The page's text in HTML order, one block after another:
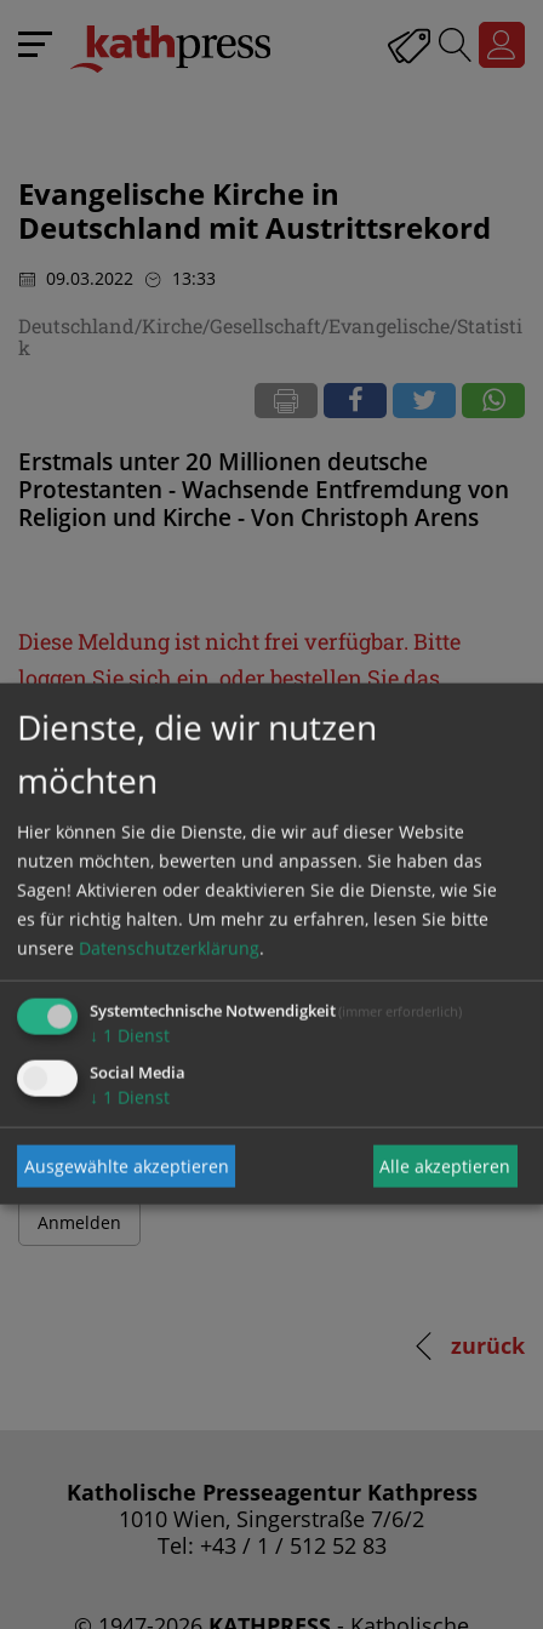
Evangelische Kirche in
Deutschland mit Austrittsrekord
09.03.2022 13:33
Deutschland/Kirche/Gesellschaft/Evangelische/Statisti
k
Erstmals unter 20 Millionen deutsche
Protestanten - Wachsende Entfremdung von
Religion und Kirche - Von Christoph Arens
Diese Meldung ist nicht frei verfügbar. Bitte
loggen Sie sich ein, oder bestellen Sie das
Produkt
Kathpress_online
GESCHÜTZTER BEREICH
Bitte melden Sie sich mit Ihrem Benutzernamen
und Passwort an.
Benutzername
Passwort
zurück
Katholische Presseagentur Kathpress
1010 Wien, Singerstraße 7/6/2
Tel: +43 / 1 / 512 52 83
Dienste, die wir nutzen
möchten
Hier können Sie die Dienste, die wir auf dieser Website
nutzen möchten, bewerten und anpassen. Sie haben das
Sagen! Aktivieren oder deaktivieren Sie die Dienste, wie Sie
es für richtig halten. Um mehr zu erfahren, lesen Sie bitte
unsere Datenschutzerklärung.
Systemtechnische Notwendigkeit (immer erforderlich)
↓ 1 Dienst
Social Media
↓ 1 Dienst
Ausgewählte akzeptieren Alle akzeptieren